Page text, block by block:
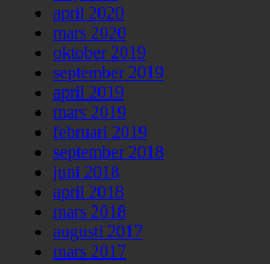
april 2020
mars 2020
oktober 2019
september 2019
april 2019
mars 2019
februari 2019
september 2018
juni 2018
april 2018
mars 2018
augusti 2017
mars 2017